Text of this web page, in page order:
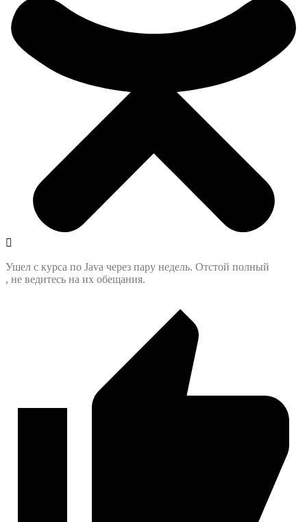
Ушел с курса по Java через пару недель. Отстой полный
, не ведитесь на их обещания.